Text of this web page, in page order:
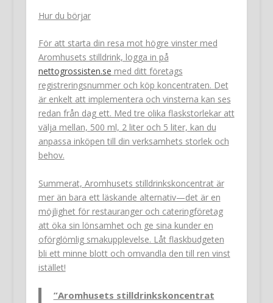
Hur du börjar
För att starta din resa mot högre vinster med
Aromhusets stilldrink, logga in på
nettogrossisten.se med ditt företags
registreringsnummer och köp koncentraten. Det
är enkelt att implementera och vinsterna kan ses
redan från dag ett. Med tre olika flaskstorlekar att
välja mellan, 500 ml, 2 liter och 5 liter, kan du
anpassa inköpen till din verksamhets storlek och
behov.
Summerat, Aromhusets stilldrinkskoncentrat är
mer än bara ett läskande alternativ—det är en
möjlighet för restauranger och cateringföretag
att öka sin lönsamhet och ge sina kunder en
oförglömlig smakupplevelse. Låt flaskbudgeten
bli ett minne blott och omvandla den till ren vinst
istället!
”Aromhusets stilldrinkskoncentrat